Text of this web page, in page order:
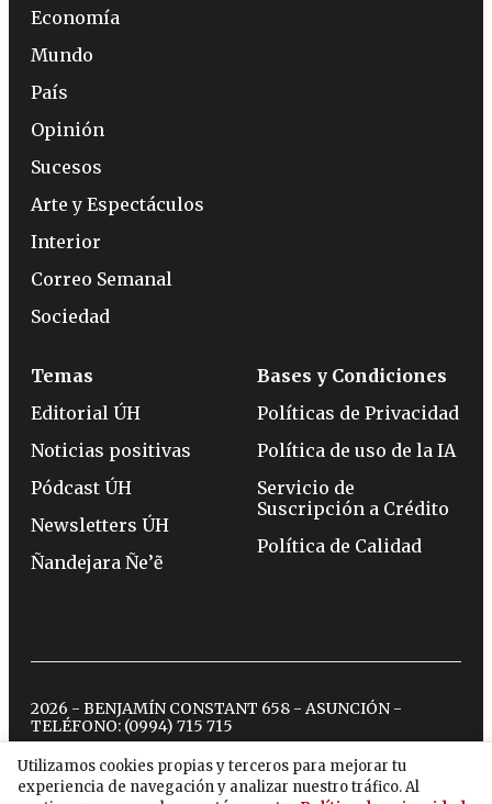
Utilizamos cookies propias y terceros para mejorar tu
experiencia de navegación y analizar nuestro tráfico. Al
Economía
Mundo
País
Opinión
Sucesos
Arte y Espectáculos
Interior
Correo Semanal
Sociedad
Temas
Editorial ÚH
Noticias positivas
Pódcast ÚH
Newsletters ÚH
Ñandejara Ñe’ẽ
Bases y Condiciones
Políticas de Privacidad
Política de uso de la IA
Servicio de
Suscripción a Crédito
Política de Calidad
2026 - BENJAMÍN CONSTANT 658 - ASUNCIÓN -
TELÉFONO: (0994) 715 715
twitterinstagram
facebook
tiktokyoutubespotify